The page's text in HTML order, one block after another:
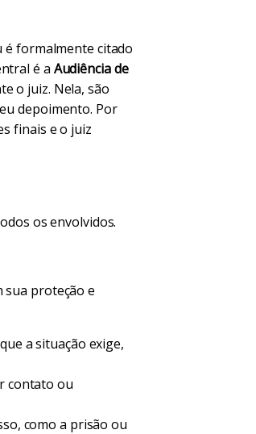
é formalmente citado
é a Audiência de
o juiz. Nela, são
depoimento. Por
finais e o juiz
os envolvidos.
sua proteção e
a situação exige,
contato ou
como a prisão ou